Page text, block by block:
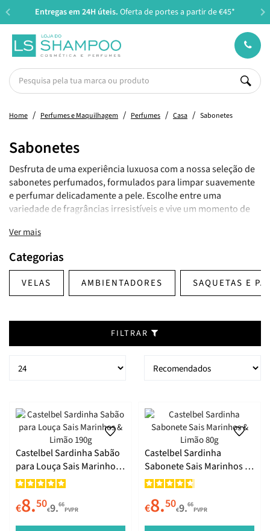
Entregas em 24H úteis. Oferta de portes a partir de €45*
Home Perfumes e Maquilhagem Perfumes Casa Sabonetes
Sabonetes
Desfruta de uma experiência luxuosa com a nossa seleção de
sabonetes perfumados, formulados para limpar suavemente
e perfumar delicadamente a pele. Escolhe entre uma
variedade de fragrâncias irresistíveis e vive um momento de
Ver mais
Categorias
VELAS AMBIENTADORES SAQUETAS E
FILTRAR
Castelbel Sardinha Sabão
para Louça Sais Marinhos
& Limão 190g
€8.50€9.66
PVPR
Castelbel Sardinha
Sabonete Sais Marinhos &
Limão 80g
€8.50€9.66
PVPR